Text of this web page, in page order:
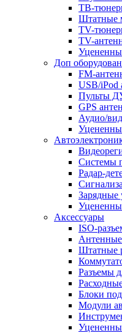
ТВ-
Штатные
TV-
TV-
Доп
FM-
USB/iPod
Пульты
GPS
Аудио/
Системы
Радар-
Зарядные
Аксессуары
ISO-
Штатные
Разъемы
Блоки
Модули